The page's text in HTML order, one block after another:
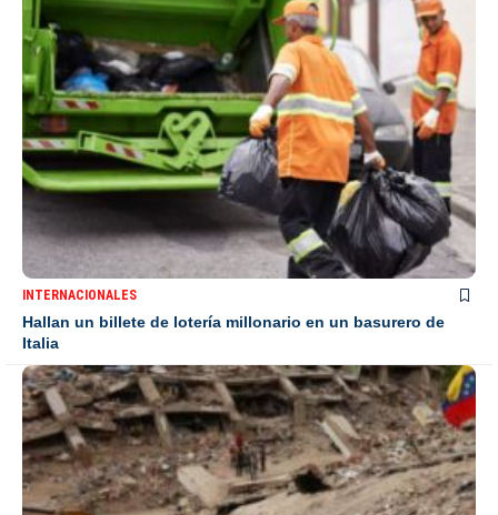
INTERNACIONALES
Hallan un billete de lotería millonario en un basurero de
Italia